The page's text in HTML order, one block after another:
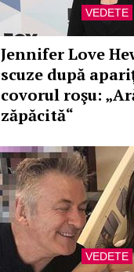
VEDETE
Jennifer Love
scuze după
covorul roşu:
zăpăcită“
VEDETE